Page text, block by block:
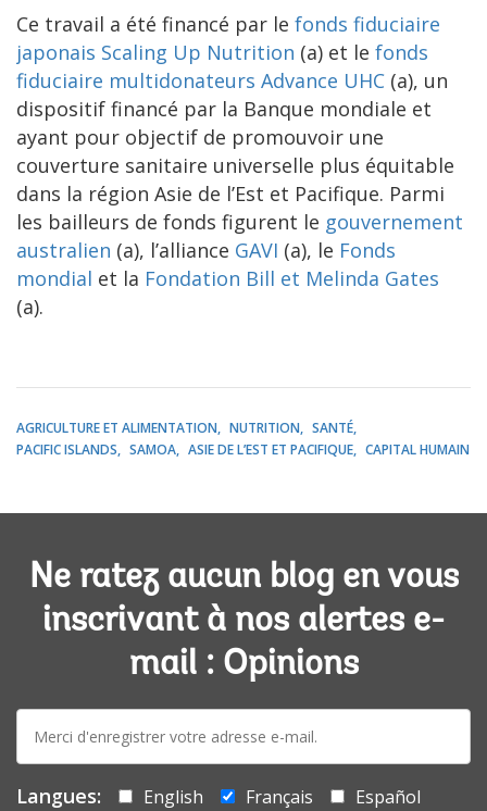
Ce travail a été financé par le fonds fiduciaire
japonais Scaling Up Nutrition (a) et le fonds
fiduciaire multidonateurs Advance UHC (a), un
dispositif financé par la Banque mondiale et
ayant pour objectif de promouvoir une
couverture sanitaire universelle plus équitable
dans la région Asie de l’Est et Pacifique. Parmi
les bailleurs de fonds figurent le gouvernement
australien (a), l’alliance GAVI (a), le Fonds
mondial et la Fondation Bill et Melinda Gates
(a).
AGRICULTURE ET ALIMENTATION NUTRITION
SANTÉ
PACIFIC ISLANDS
SAMOA ASIE DE L’EST ET PACIFIQUE CAPITAL HUMAIN
Ne ratez aucun blog en vous
inscrivant à nos alertes e-
mail : Opinions
mail:
Langues: English Français
Español